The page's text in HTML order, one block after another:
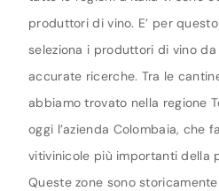
produttori di vino. E’ per
seleziona i produttori di vino
accurate ricerche. Tra le
abbiamo trovato nella regione
oggi l’azienda Colombaia, che
vitivinicole più importanti della
Queste zone sono